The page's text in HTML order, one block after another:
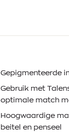
Gepigmenteerde
Gebruik met
optimale match
Hoogwaardige
beitel en penseel